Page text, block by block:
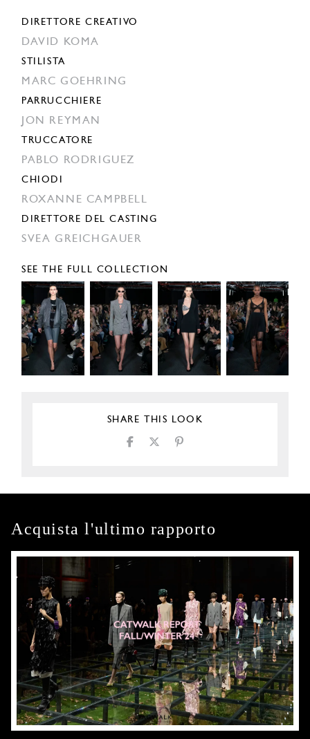
DIRETTORE CREATIVO
DAVID KOMA
STILISTA
MARC GOEHRING
PARRUCCHIERE
JON REYMAN
TRUCCATORE
PABLO RODRIGUEZ
CHIODI
ROXANNE CAMPBELL
DIRETTORE DEL CASTING
SVEA GREICHGAUER
SEE THE FULL COLLECTION
SHARE THIS LOOK
Acquista l'ultimo rapporto